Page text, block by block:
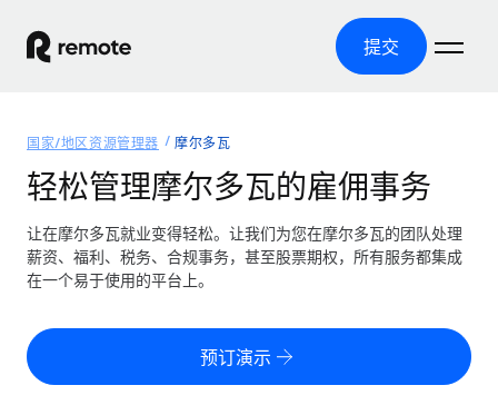
提交
产品
全球招聘
全球薪资管理
轻松运行合规薪资
零实体成本实现全球扩张
覆盖全球
美国各州浏览器
资源
工具与计算器
误分类风险计算工具
定价
国家/地区资源管理器 摩尔多瓦
轻松管理摩尔多瓦的雇佣事务
让在摩尔多瓦就业变得轻松。让我们为您在摩尔多瓦的团队处理
薪资、福利、税务、合规事务，甚至股票期权，所有服务都集成
在一个易于使用的平台上。
预订演示